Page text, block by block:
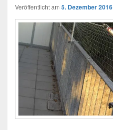
Veröffentlicht am 5. Dezember 2016